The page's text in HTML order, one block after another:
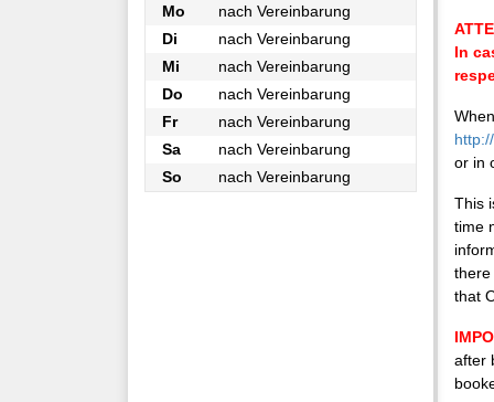
In
or in
This
time
there
that
after
Mo
nach Vereinbarung
Di
nach Vereinbarung
Mi
nach Vereinbarung
Do
nach Vereinbarung
Fr
nach Vereinbarung
Sa
nach Vereinbarung
So
nach Vereinbarung